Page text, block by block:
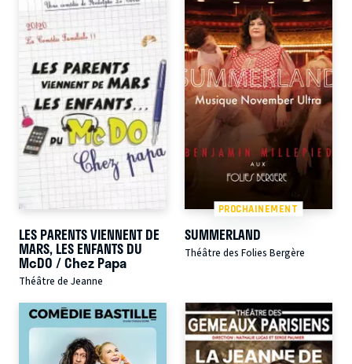
LES PARENTS VIENNENT DE
MARS, LES ENFANTS DU
McDO / Chez Papa
Théâtre de Jeanne
PROCHAINEMENT
SUMMERLAND
Théâtre des Folies Bergère